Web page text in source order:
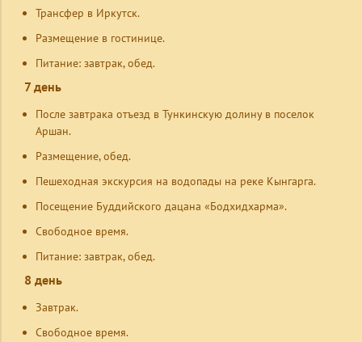
Трансфер в Иркутск.
Размещение в гостинице.
Питание: завтрак, обед.
7 день
После завтрака отъезд в Тункинскую долину в поселок
Аршан.
Размещение, обед.
Пешеходная экскурсия на водопады на реке Кынгарга.
Посещение Буддийского дацана «Бодхидхарма».
Свободное время.
Питание: завтрак, обед.
8 день
Завтрак.
Свободное время.